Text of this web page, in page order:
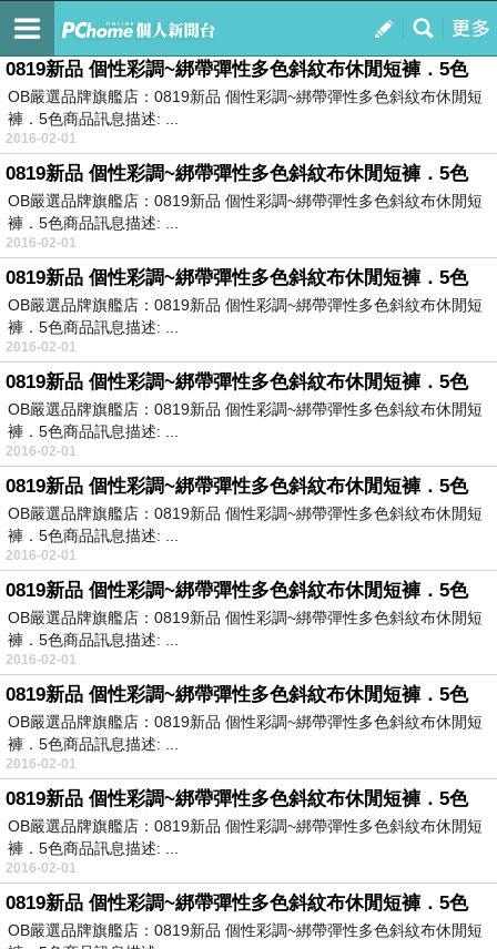
我的
訂閱
宋依易
0819新品 個性彩調~綁帶彈性多色斜紋布休閒短褲．5色
OB嚴選品牌旗艦店：0819新品 個性彩調~綁帶彈性多色斜紋布休閒短
褲．5色商品訊息描述: ...
2016-02-01
0819新品 個性彩調~綁帶彈性多色斜紋布休閒短褲．5色
OB嚴選品牌旗艦店：0819新品 個性彩調~綁帶彈性多色斜紋布休閒短
褲．5色商品訊息描述: ...
2016-02-01
0819新品 個性彩調~綁帶彈性多色斜紋布休閒短褲．5色
OB嚴選品牌旗艦店：0819新品 個性彩調~綁帶彈性多色斜紋布休閒短
褲．5色商品訊息描述: ...
2016-02-01
0819新品 個性彩調~綁帶彈性多色斜紋布休閒短褲．5色
OB嚴選品牌旗艦店：0819新品 個性彩調~綁帶彈性多色斜紋布休閒短
褲．5色商品訊息描述: ...
2016-02-01
0819新品 個性彩調~綁帶彈性多色斜紋布休閒短褲．5色
OB嚴選品牌旗艦店：0819新品 個性彩調~綁帶彈性多色斜紋布休閒短
褲．5色商品訊息描述: ...
2016-02-01
0819新品 個性彩調~綁帶彈性多色斜紋布休閒短褲．5色
OB嚴選品牌旗艦店：0819新品 個性彩調~綁帶彈性多色斜紋布休閒短
褲．5色商品訊息描述: ...
2016-02-01
0819新品 個性彩調~綁帶彈性多色斜紋布休閒短褲．5色
OB嚴選品牌旗艦店：0819新品 個性彩調~綁帶彈性多色斜紋布休閒短
褲．5色商品訊息描述: ...
2016-02-01
0819新品 個性彩調~綁帶彈性多色斜紋布休閒短褲．5色
OB嚴選品牌旗艦店：0819新品 個性彩調~綁帶彈性多色斜紋布休閒短
褲．5色商品訊息描述: ...
2016-02-01
0819新品 個性彩調~綁帶彈性多色斜紋布休閒短褲．5色
OB嚴選品牌旗艦店：0819新品 個性彩調~綁帶彈性多色斜紋布休閒短